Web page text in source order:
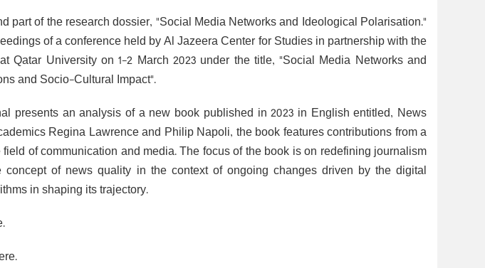
part of the research dossier, "Social Media Networks and Ideological Polarisation."
of a conference held by Al Jazeera Center for Studies in partnership with the
Qatar University on 1-2 March 2023 under the title, "Social Media Networks and
and Socio-Cultural Impact".
presents an analysis of a new book published in 2023 in English entitled, News
Regina Lawrence and Philip Napoli, the book features contributions from a
of communication and media. The focus of the book is on redefining journalism
of news quality in the context of ongoing changes driven by the digital
in shaping its trajectory.